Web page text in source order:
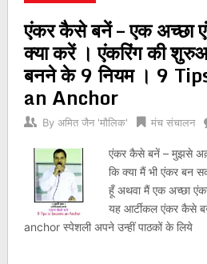
एंकर कैसे बनें – एक अच्छा
क्या करें । एंकरिंग की
बनने के 9 नियम । 9
an Anchor
By अमित जैन 'मौलिक' मंच संचालन
एंकर कैसे बनें – मुझसे
कि क्या मैं भी एंकर बन
हूँ अथवा मैं एक अच्छा
यह आर्टीकल एंकर कैसे
anchor स्पेशली अपने उन्हीं पाठकों के लिये